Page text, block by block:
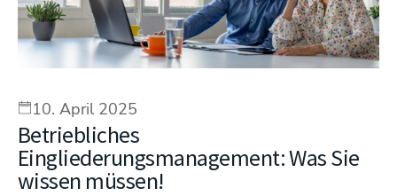
10. April 2025
Betriebliches
Eingliederungsmanagement: Was Sie
wissen müssen!